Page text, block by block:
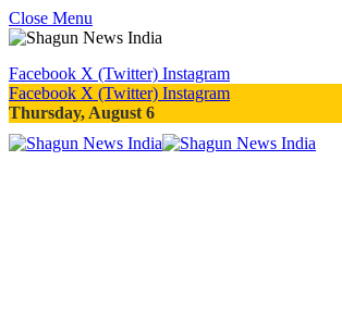
Close Menu
Facebook X (Twitter) Instagram
Facebook X (Twitter) Instagram
Thursday, August 6